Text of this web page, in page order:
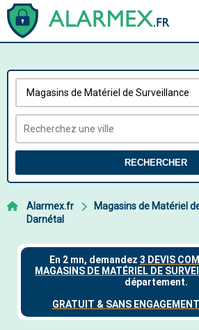
RECHERCHER
Alarmex.fr
Magasins de Matériel
Darnétal